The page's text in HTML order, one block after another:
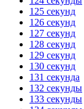
125 секунд
126 секунд
127 секунд
128 секунд
129 секунд
130 секунд
131 секунда
132 секунды
133 секунды